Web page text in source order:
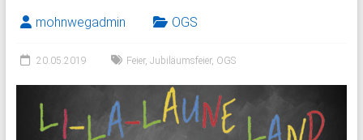
mohnwegadmin OGS
20.05.2019 Feier, Jubiläumsfeier, OGS